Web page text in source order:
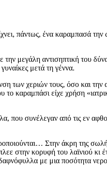
πάντως, ένα καραμπασά
μεγάλη αντισηπτική του
μετά τη γέννα.
των χεριών τους, όσο και
καραμπάσι είχε χρήση
που συνέλεγαν από τις εν
Στην άκρη της
στην κορυφή του λαϊνιού κι
με μια ποσότητα